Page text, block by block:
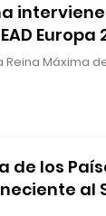
Europa
Reina Máxima
de los
al